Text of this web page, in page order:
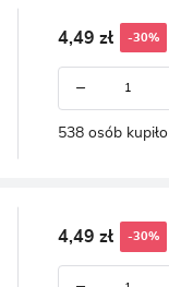
4,49 zł -30%
538 osób kupiło
4,49 zł -30%